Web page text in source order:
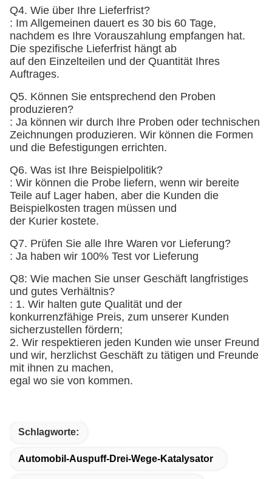
Q4. Wie über Ihre Lieferfrist?
: Im Allgemeinen dauert es 30 bis 60 Tage,
nachdem es Ihre Vorauszahlung empfangen hat.
Die spezifische Lieferfrist hängt ab
auf den Einzelteilen und der Quantität Ihres
Auftrages.
Q5. Können Sie entsprechend den Proben
produzieren?
: Ja können wir durch Ihre Proben oder technischen
Zeichnungen produzieren. Wir können die Formen
und die Befestigungen errichten.
Q6. Was ist Ihre Beispielpolitik?
: Wir können die Probe liefern, wenn wir bereite
Teile auf Lager haben, aber die Kunden die
Beispielkosten tragen müssen und
der Kurier kostete.
Q7. Prüfen Sie alle Ihre Waren vor Lieferung?
: Ja haben wir 100% Test vor Lieferung
Q8: Wie machen Sie unser Geschäft langfristiges
und gutes Verhältnis?
: 1. Wir halten gute Qualität und der
konkurrenzfähige Preis, zum unserer Kunden
sicherzustellen fördern;
2. Wir respektieren jeden Kunden wie unser Freund
und wir, herzlichst Geschäft zu tätigen und Freunde
mit ihnen zu machen,
egal wo sie von kommen.
Schlagworte:
Automobil-Auspuff-Drei-Wege-Katalysator